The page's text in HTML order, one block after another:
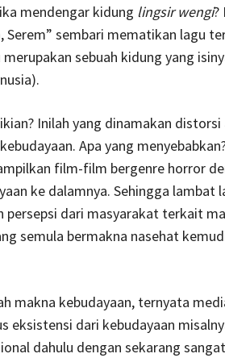
mendengar kidung lingsir wengi?
Serem” sembari mematikan lagu
sebuah kidung yang
Inilah yang dinamakan
Apa yang
film-film bergenre horror
ke dalamnya. Sehingga lambat
persepsi dari masyarakat terkait
semula bermakna nasehat
makna kebudayaan, ternyata
eksistensi dari kebudayaan
dahulu dengan sekarang